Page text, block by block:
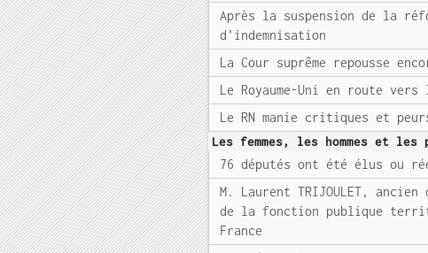
Après la suspension de la
d'indemnisation
La Cour suprême repousse
Le Royaume-Uni en route
Le RN manie critiques et
Les femmes, les hommes et les
76 députés ont été élus ou
M. Laurent TRIJOULET,
de la fonction publique
France